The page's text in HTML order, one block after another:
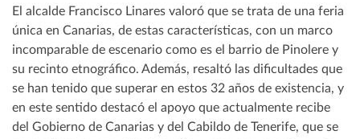
El alcalde Francisco Linares valoró que se trata de una feria
única en Canarias, de estas características, con un marco
incomparable de escenario como es el barrio de Pinolere y
su recinto etnográfico. Además, resaltó las dificultades que
se han tenido que superar en estos 32 años de existencia, y
en este sentido destacó el apoyo que actualmente recibe
del Gobierno de Canarias y del Cabildo de Tenerife, que se